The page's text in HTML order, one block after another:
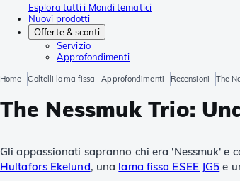
Esplora tutti i Mondi tematici
Nuovi prodotti
Offerte & sconti
Servizio
Approfondimenti
Home Coltelli lama fissa Approfondimenti Recensioni The
The Nessmuk Trio:
Gli appassionati sapranno chi era 'Nessmuk' e
Hultafors Ekelund, una lama fissa ESEE JG5 e